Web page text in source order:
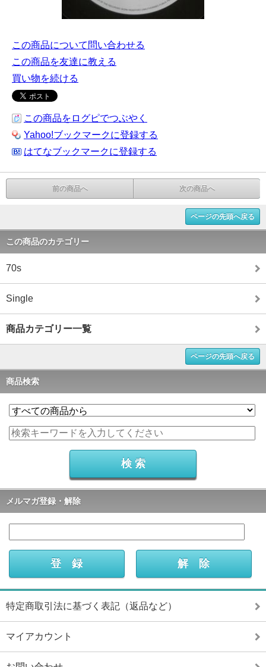
この商品について問い合わせる
この商品を友達に教える
買い物を続ける
この商品をログピでつぶやく
Yahoo!ブックマークに登録する
はてなブックマークに登録する
前の商品へ 次の商品へ
ページの先頭へ戻る
この商品のカテゴリー
70s
Single
商品カテゴリー一覧
ページの先頭へ戻る
商品検索
メルマガ登録・解除
特定商取引法に基づく表記（返品など）
マイアカウント